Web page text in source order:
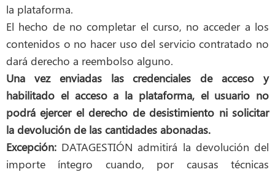
la plataforma.
El hecho de no completar el curso, no acceder a los
contenidos o no hacer uso del servicio contratado no
dará derecho a reembolso alguno.
Una vez enviadas las credenciales de acceso y
habilitado el acceso a la plataforma, el usuario no
podrá ejercer el derecho de desistimiento ni solicitar
la devolución de las cantidades abonadas.
Excepción: DATAGESTIÓN admitirá la devolución del
importe íntegro cuando, por causas técnicas